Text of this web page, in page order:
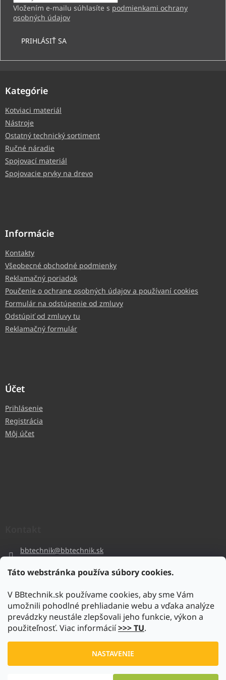
Táto webstránka používa súbory cookies.
V BBtechnik.sk používame cookies, aby sme Vám
umožnili pohodlné prehliadanie webu a vďaka analýze
prevádzky neustále zlepšovali jeho funkcie, výkon a
použiteľnosť. Viac informácií>>> TU.
NASTAVENIE
Vložením e-mailu súhlasíte s podmienkami ochrany
osobných údajov
PRIHLÁSIŤ SA
Kategórie
Kotviaci materiál
Nástroje
Ostatný technický sortiment
Ručné náradie
Spojovací materiál
Spojovacie prvky na drevo
Informácie
Kontakty
Všeobecné obchodné podmienky
Reklamačný poriadok
Poučenie o ochrane osobných údajov a používaní cookies
Formulár na odstúpenie od zmluvy
Odstúpiť od zmluvy tu
Reklamačný formulár
Účet
Prihlásenie
Registrácia
Môj účet
bbtechnik@bbtechnik.sk
bbtechnik
https://www.youtube.com/@bb-techniks.r.o.7746
www.bbtechnik.sk. Všetky práva vyhradené.